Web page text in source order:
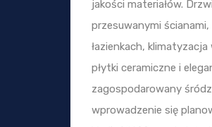
jakości materiałów.
przesuwanymi
łazienkach,
płytki ceramiczne i
zagospodarowany
wprowadzenie się